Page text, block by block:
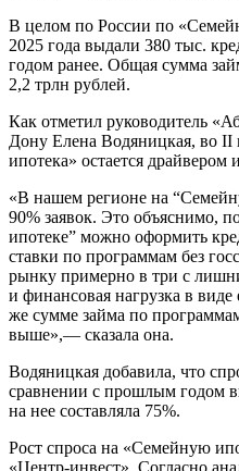
В целом по России по
2025 года выдали 380 тыс.
годом ранее. Общая сумма
2,2 трлн рублей.
Как отметил руководитель
Дону Елена Водяницкая, во II
ипотека» остается
«В нашем регионе на
90% заявок. Это объяснимо,
ипотеке” можно оформить
ставки по программам без
рынку примерно в три с
и финансовая нагрузка в
же сумме займа по
выше»,— сказала она.
Водяницкая добавила, что
сравнении с прошлым годом
на нее составляла 75%.
Рост спроса на «Семейную